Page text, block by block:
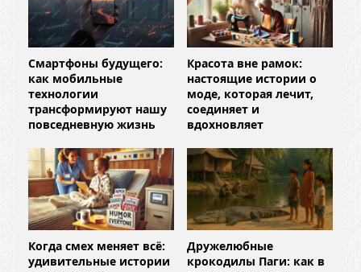
Смартфоны будущего:
как мобильные
технологии
трансформируют нашу
повседневную жизнь
Красота вне рамок:
настоящие истории о
моде, которая лечит,
соединяет и
вдохновляет
Когда смех меняет всё:
удивительные истории
Дружелюбные
крокодилы Паги: как в